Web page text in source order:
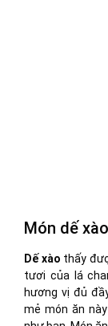
Món dế
Dế xào thấy
tươi của lá
hương vị đủ
mẻ món ăn